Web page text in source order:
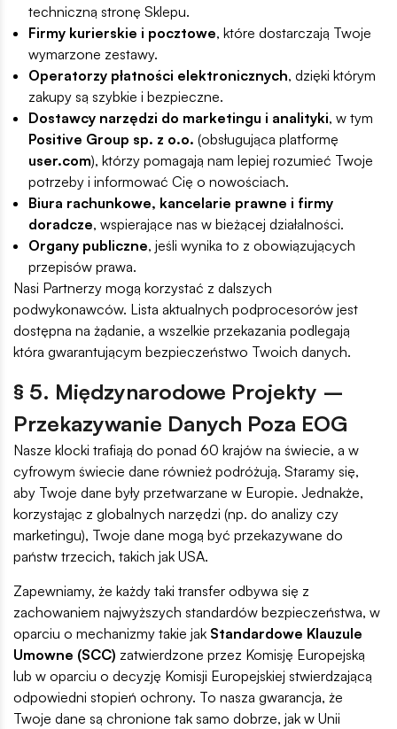
techniczną stronę Sklepu.
Firmy kurierskie i pocztowe, które dostarczają Twoje
wymarzone zestawy.
Operatorzy płatności elektronicznych, dzięki którym
zakupy są szybkie i bezpieczne.
Dostawcy narzędzi do marketingu i analityki, w tym
Positive Group sp. z o.o. (obsługująca platformę
user.com), którzy pomagają nam lepiej rozumieć Twoje
potrzeby i informować Cię o nowościach.
Biura rachunkowe, kancelarie prawne i firmy
doradcze, wspierające nas w bieżącej działalności.
Organy publiczne, jeśli wynika to z obowiązujących
przepisów prawa.
Nasi Partnerzy mogą korzystać z dalszych
podwykonawców. Lista aktualnych podprocesorów jest
dostępna na żądanie, a wszelkie przekazania podlegają
która gwarantującym bezpieczeństwo Twoich danych.
§ 5. Międzynarodowe Projekty –
Przekazywanie Danych Poza EOG
Nasze klocki trafiają do ponad 60 krajów na świecie, a w
cyfrowym świecie dane również podróżują. Staramy się,
aby Twoje dane były przetwarzane w Europie. Jednakże,
korzystając z globalnych narzędzi (np. do analizy czy
marketingu), Twoje dane mogą być przekazywane do
państw trzecich, takich jak USA.
Zapewniamy, że każdy taki transfer odbywa się z
zachowaniem najwyższych standardów bezpieczeństwa, w
oparciu o mechanizmy takie jak Standardowe Klauzule
Umowne (SCC) zatwierdzone przez Komisję Europejską
lub w oparciu o decyzję Komisji Europejskiej stwierdzającą
odpowiedni stopień ochrony. To nasza gwarancja, że
Twoje dane są chronione tak samo dobrze, jak w Unii